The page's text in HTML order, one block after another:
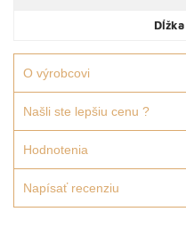
Dĺžka
O výrobcovi
Našli ste lepšiu cenu ?
Hodnotenia
Napísať recenziu